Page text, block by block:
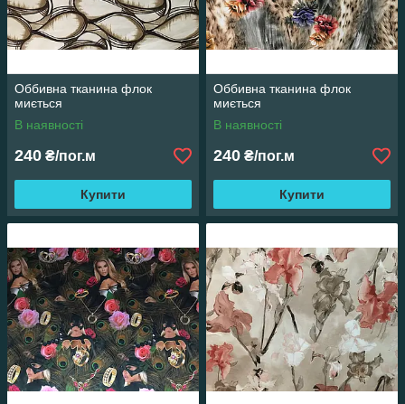
Оббивна тканина флок
миється
В наявності
240 ₴/пог.м
Купити
Оббивна тканина флок
миється
В наявності
240 ₴/пог.м
Купити